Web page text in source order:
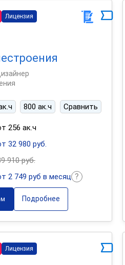
Лицензия
800 ак.ч Сравнить
256 ак.ч
32 980 руб.
910 руб.
2 749 руб в месяц
Подробнее
Лицензия